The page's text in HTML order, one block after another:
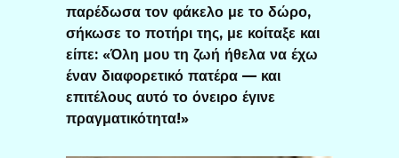
παρέδωσα τον φάκελο με το δώρο,
σήκωσε το ποτήρι της, με κοίταξε και
είπε: «Όλη μου τη ζωή ήθελα να έχω
έναν διαφορετικό πατέρα — και
επιτέλους αυτό το όνειρο έγινε
πραγματικότητα!»